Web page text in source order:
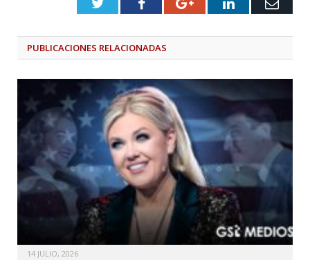
PUBLICACIONES RELACIONADAS
14 JULIO, 2026